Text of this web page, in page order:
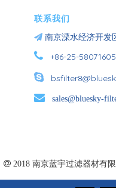
联系我们
 南京溧水经济开发
 +86-25-58071605


sales@bluesky-
2018 南京蓝宇过滤器材有